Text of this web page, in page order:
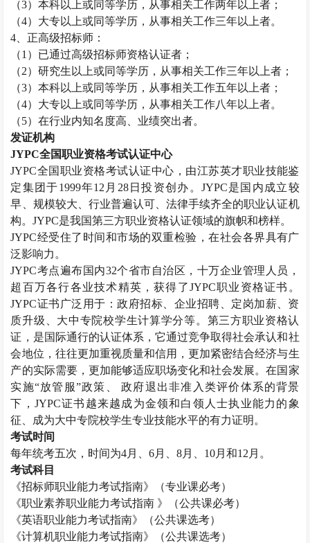
（3）本科以上或同等学历，从事相关工作两年以上者；
（4）大专以上或同等学历，从事相关工作三年以上者。
4 、正高级招标师：
（1 ）已通过高级招标师资格认证者；
（2）研究生以上或同等学历，从事相关工作三年以上者；
（3）本科以上或同等学历，从事相关工作五年以上者；
（4）大专以上或同等学历，从事相关工作八年以上者。
（5）在行业内知名度高、业绩突出者。
发证机构
JYPC全国职业资格考试认证中心
JYPC全国职业资格考试认证中心，由江苏英才职业技能鉴
定集团于1999年12 月 28日投资创办。 JYPC是国内成立较
早、规模较大、行业普遍认可、法律手续齐全的职业认证机
构。JYPC是我国第三方职业资格认证领域的旗帜和榜样。
JYPC经受住了时间和市场的双重检验，在社会各界具有广
泛影响力。
JYPC考点遍布国内32个省市自治区，十万企业管理人员，
超百万各行各业技术精英，获得了JYPC职业资格证书。
JYPC证书广泛用于：政府招标、企业招聘、定岗加薪、资
质升级、大中专院校学生计算学分等。第三方职业资格认
证，是国际通行的认证体系，它通过竞争取得社会承认和社
会地位，往往更加重视质量和信用，更加紧密结合经济与生
产的实际需要，更加能够适应职场变化和社会发展。在国家
实施“放管服”政策、 政府退出非准入类评价体系的背景
下， JYPC证书越来越成为金领和白领人士执业能力的象
征、成为大中专院校学生专业技能水平的有力证明。
考试时间
每年统考五次，时间为4月、6月、8月、 10月和12 月。
考试科目
《招标师职业能力考试指南》（专业课必考）
《职业素养职业能力考试指南 》（公共课必考）
《英语职业能力考试指南》（公共课选考）
《计算机职业能力考试指南》（公共课选考）